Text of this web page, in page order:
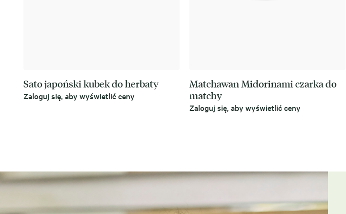
Sato japoński kubek do herbaty
Zaloguj się, aby wyświetlić ceny
Matchawan Midorinami czarka do
matchy
Zaloguj się, aby wyświetlić ceny